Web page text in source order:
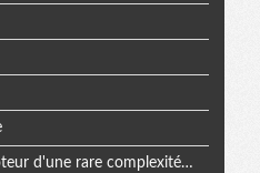
d'une rare complexité…